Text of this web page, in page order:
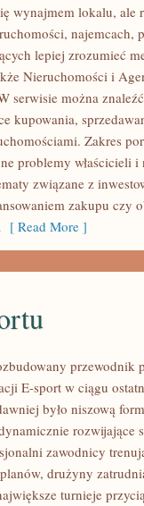
wynajmem lokalu, ale
najemcach,
lepiej zrozumieć
Nieruchomości i
serwisie można
kupowania,
Zakres
problemy właścicieli
związane z
zakupu czy
[ Read More ]
przewodnik
E-sport w ciągu
było niszową
rozwijające
zawodnicy
drużyny
turnieje